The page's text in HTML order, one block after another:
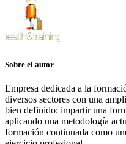
Sobre el autor
Empresa dedicada a la
diversos sectores con una
bien definido: impartir una
aplicando una metodología
formación continuada como